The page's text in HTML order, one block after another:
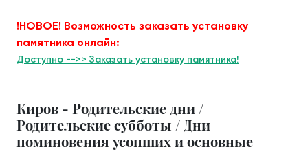
!НОВОЕ! Возможность заказать установку
памятника онлайн:
Доступно -->> Заказать установку памятника!
Киров - Родительские дни /
Родительские субботы / Дни
поминовения усопших и основные